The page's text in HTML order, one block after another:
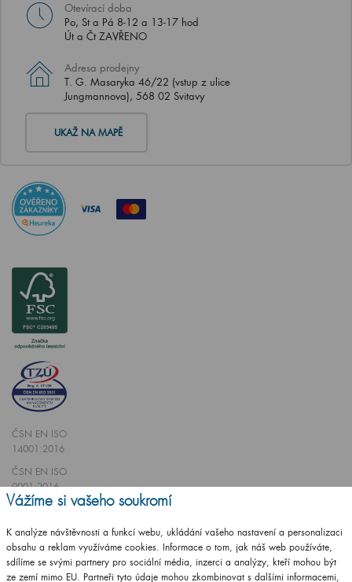
Otevírací doba
Po, St a Pá 8-12 a 13-17 hod
Út a Čt ZAVŘENO
Adresa prodejny
T. G. Masaryka 46/22 (vstup z ulice
Jungmannova), 568 02 Svitavy
UKAŽ NA MAPĚ
ČSN EN ISO
14001:2016
ČSN EN ISO
9001:2016
Vytvořilo studio CZECHGROUP.cz
Vážíme si vašeho soukromí
K analýze návštěvnosti a funkcí webu, ukládání vašeho nastavení a personalizaci
obsahu a reklam využíváme cookies. Informace o tom, jak náš web používáte,
sdílíme se svými partnery pro sociální média, inzerci a analýzy, kteří mohou být
ze zemí mimo EU. Partneři tyto údaje mohou zkombinovat s dalšími informacemi,